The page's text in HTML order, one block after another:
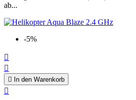
ab...
-5%


 In den Warenkorb
